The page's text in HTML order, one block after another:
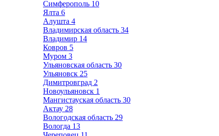
Симферополь 10
Ялта 6
Алушта 4
Владимирская область 34
Владимир 14
Ковров 5
Муром 3
Ульяновская область 30
Ульяновск 25
Димитровград 2
Новоульяновск 1
Мангистауская область 30
Актау 28
Вологодская область 29
Вологда 13